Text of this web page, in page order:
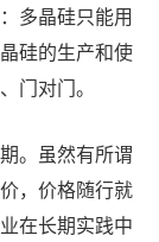
多晶硅只能用
硅的生产和使
门对门。
。虽然有所谓
，价格随行就
在长期实践中